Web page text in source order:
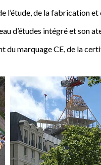
l’étude, de la fabrication
d’études intégré et son
du marquage CE, de la